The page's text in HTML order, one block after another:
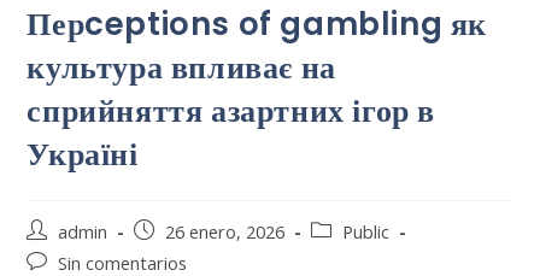
Перceptions of gambling як
культура впливає на
сприйняття азартних ігор в
Україні
Autor
de
admin
Publicación
de
26 enero, 2026
Categoría
Public
Comentarios
Sin comentarios